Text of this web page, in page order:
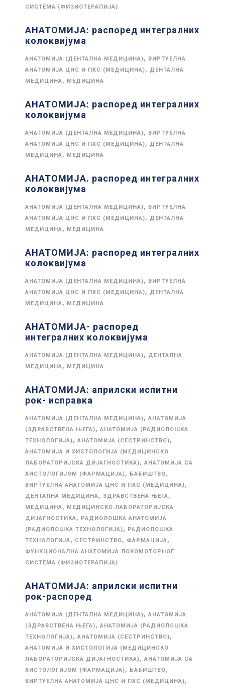
СИСТЕМА (ФИЗИОТЕРАПИЈА)
АНАТОМИЈА: распоред интегралних
колоквијума
АНАТОМИЈА (ДЕНТАЛНА МЕДИЦИНА), ВИРТУЕЛНА
АНАТОМИЈА ЦНС И ПХС (МЕДИЦИНА), ДЕНТАЛНА
МЕДИЦИНА, МЕДИЦИНА
АНАТОМИЈА: распоред интегралних
колоквијума
АНАТОМИЈА (ДЕНТАЛНА МЕДИЦИНА), ВИРТУЕЛНА
АНАТОМИЈА ЦНС И ПХС (МЕДИЦИНА), ДЕНТАЛНА
МЕДИЦИНА, МЕДИЦИНА
АНАТОМИЈА. распоред интегралних
колоквијума
АНАТОМИЈА (ДЕНТАЛНА МЕДИЦИНА), ВИРТУЕЛНА
АНАТОМИЈА ЦНС И ПХС (МЕДИЦИНА), ДЕНТАЛНА
МЕДИЦИНА, МЕДИЦИНА
АНАТОМИЈА: распоред интегралних
колоквијума
АНАТОМИЈА (ДЕНТАЛНА МЕДИЦИНА), ВИРТУЕЛНА
АНАТОМИЈА ЦНС И ПХС (МЕДИЦИНА), ДЕНТАЛНА
МЕДИЦИНА, МЕДИЦИНА
АНАТОМИЈА- распоред
интегралних колоквијума
АНАТОМИЈА (ДЕНТАЛНА МЕДИЦИНА), ДЕНТАЛНА
МЕДИЦИНА, МЕДИЦИНА
АНАТОМИЈА: априлски испитни
рок- исправка
АНАТОМИЈА (ДЕНТАЛНА МЕДИЦИНА), АНАТОМИЈА
(ЗДРАВСТВЕНА ЊЕГА), АНАТОМИЈА (РАДИОЛОШКА
ТЕХНОЛОГИЈА), АНАТОМИЈА (СЕСТРИНСТВО),
АНАТОМИЈА И ХИСТОЛОГИЈА (МЕДИЦИНСКО
ЛАБОРАТОРИЈСКА ДИЈАГНОСТИКА), АНАТОМИЈА СА
ХИСТОЛОГИЈОМ (ФАРМАЦИЈА), БАБИШТВО,
ВИРТУЕЛНА АНАТОМИЈА ЦНС И ПХС (МЕДИЦИНА),
ДЕНТАЛНА МЕДИЦИНА, ЗДРАВСТВЕНА ЊЕГА,
МЕДИЦИНА, МЕДИЦИНСКО ЛАБОРАТОРИЈСКА
ДИЈАГНОСТИКА, РАДИОЛОШКА АНАТОМИЈА
(РАДИОЛОШКА ТЕХНОЛОГИЈА), РАДИОЛОШКА
ТЕХНОЛОГИЈА, СЕСТРИНСТВО, ФАРМАЦИЈА,
ФУНКЦИОНАЛНА АНАТОМИЈА ЛОКОМОТОРНОГ
СИСТЕМА (ФИЗИОТЕРАПИЈА)
АНАТОМИЈА: априлски испитни
рок-распоред
АНАТОМИЈА (ДЕНТАЛНА МЕДИЦИНА), АНАТОМИЈА
(ЗДРАВСТВЕНА ЊЕГА), АНАТОМИЈА (РАДИОЛОШКА
ТЕХНОЛОГИЈА), АНАТОМИЈА (СЕСТРИНСТВО),
АНАТОМИЈА И ХИСТОЛОГИЈА (МЕДИЦИНСКО
ЛАБОРАТОРИЈСКА ДИЈАГНОСТИКА), АНАТОМИЈА СА
ХИСТОЛОГИЈОМ (ФАРМАЦИЈА), БАБИШТВО,
ВИРТУЕЛНА АНАТОМИЈА ЦНС И ПХС (МЕДИЦИНА),